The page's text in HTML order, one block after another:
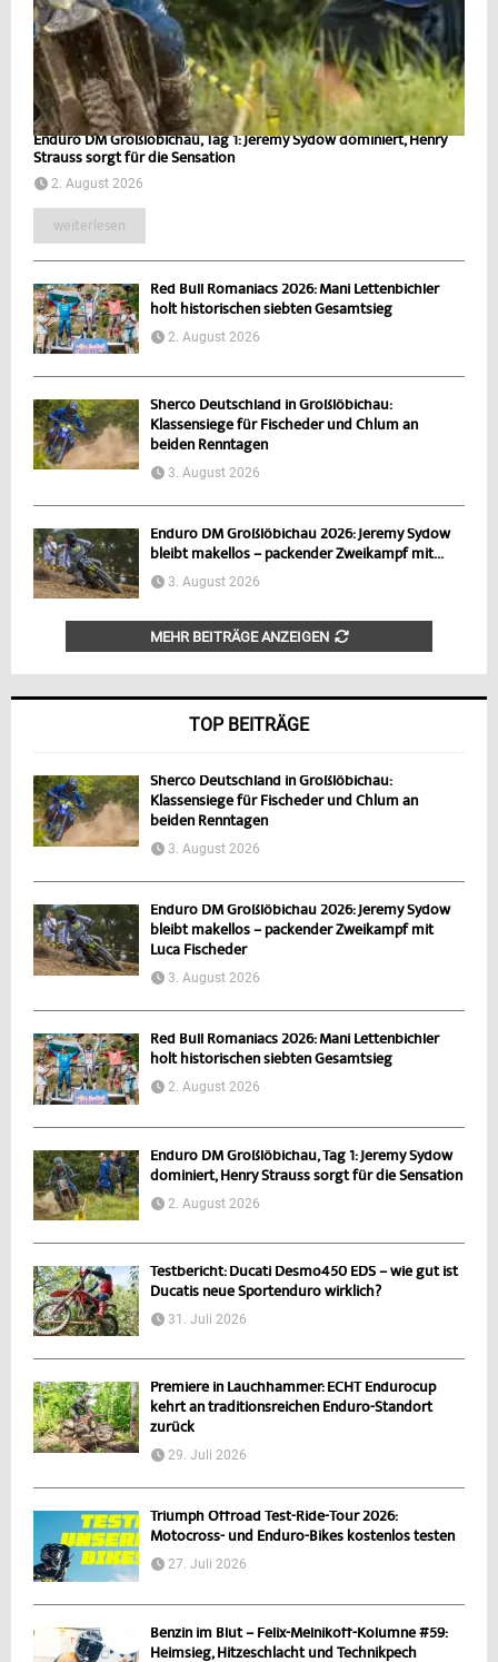
Enduro DM Großlöbichau, Tag 1: Jeremy Sydow dominiert, Henry
Strauss sorgt für die Sensation
2. August 2026
weiterlesen
Red Bull Romaniacs 2026: Mani Lettenbichler
holt historischen siebten Gesamtsieg
2. August 2026
Sherco Deutschland in Großlöbichau:
Klassensiege für Fischeder und Chlum an
beiden Renntagen
3. August 2026
Enduro DM Großlöbichau 2026: Jeremy Sydow
bleibt makellos – packender Zweikampf mit...
3. August 2026
MEHR BEITRÄGE ANZEIGEN
TOP BEITRÄGE
Sherco Deutschland in Großlöbichau:
Klassensiege für Fischeder und Chlum an
beiden Renntagen
3. August 2026
Enduro DM Großlöbichau 2026: Jeremy Sydow
bleibt makellos – packender Zweikampf mit
Luca Fischeder
3. August 2026
Red Bull Romaniacs 2026: Mani Lettenbichler
holt historischen siebten Gesamtsieg
2. August 2026
Enduro DM Großlöbichau, Tag 1: Jeremy Sydow
dominiert, Henry Strauss sorgt für die Sensation
2. August 2026
Testbericht: Ducati Desmo450 EDS – wie gut ist
Ducatis neue Sportenduro wirklich?
31. Juli 2026
Premiere in Lauchhammer: ECHT Endurocup
kehrt an traditionsreichen Enduro-Standort
zurück
29. Juli 2026
Triumph Offroad Test-Ride-Tour 2026:
Motocross- und Enduro-Bikes kostenlos testen
27. Juli 2026
Benzin im Blut – Felix-Melnikoff-Kolumne #59:
Heimsieg, Hitzeschlacht und Technikpech